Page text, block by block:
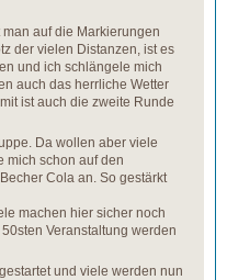
auf die Markierungen
der vielen Distanzen, ist es
und ich schlängele mich
auch das herrliche Wetter
ist auch die zweite Runde
Da wollen aber viele
mich schon auf den
Cola an. So gestärkt
machen hier sicher noch
Veranstaltung werden
und viele werden nun